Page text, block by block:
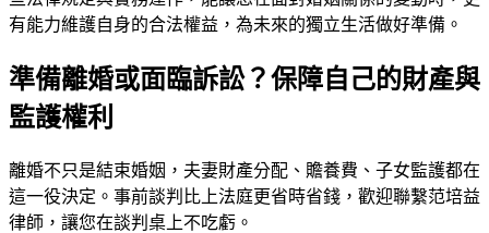
有能力維護自身的合法權益，為未來的獨立生活做好準備。
準備離婚或面臨訴訟？保障自己的財產與
監護權利
離婚不只是結束婚姻，夫妻財產分配、贍養費、子女監護都在
這一役決定。事前談判比上法庭更省時省錢，歡迎聯繫范培益
律師 ，讓您在談判桌上不吃虧。